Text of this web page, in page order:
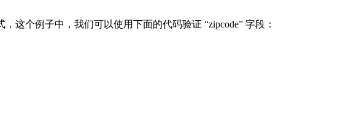
这个例子中，我们可以使用下面的代码验证 “zipcode” 字段：